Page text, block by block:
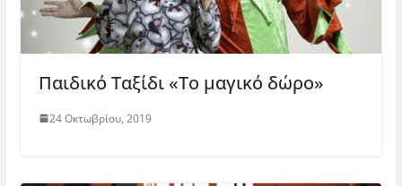
Παιδικό Ταξίδι «Το μαγικό δώρο»
24 Οκτωβρίου, 2019